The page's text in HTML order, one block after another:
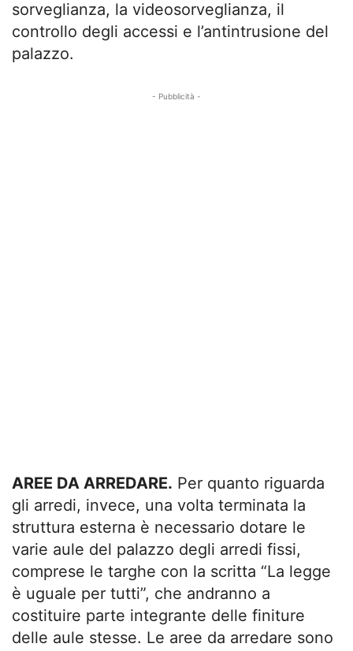
sorveglianza, la videosorveglianza, il
controllo degli accessi e l’antintrusione del
palazzo.
- Pubblicità -
AREE DA ARREDARE. Per quanto riguarda
gli arredi, invece, una volta terminata la
struttura esterna è necessario dotare le
varie aule del palazzo degli arredi fissi,
comprese le targhe con la scritta “La legge
è uguale per tutti”, che andranno a
costituire parte integrante delle finiture
delle aule stesse. Le aree da arredare sono